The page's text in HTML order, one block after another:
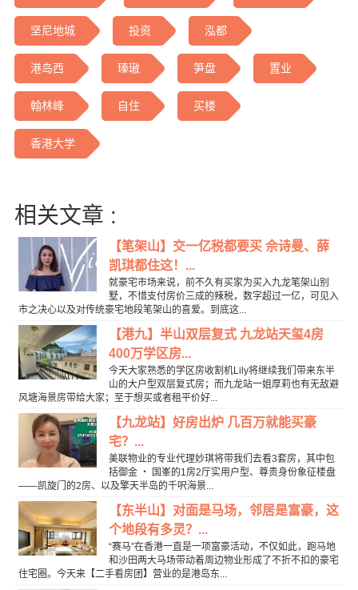
坚尼地城 投资 泓都
港岛西 瑧璈 笋盘 置业
翰林峰 自住 买楼
香港大学
相关文章 :
【笔架山】交一亿税都要买 佘诗曼、薛
凯琪都住这！...
就豪宅市场来说，前不久有买家为买入九龙笔架山别
墅，不惜支付房价三成的辣税，数字超过一亿，可见入
市之决心以及对传统豪宅地段笔架山的喜爱。到底这...
【港九】半山双层复式 九龙站天玺4房
400万学区房...
今天大家熟悉的学区房收割机Lily将继续我们带来东半
山的大户型双层复式房；而九龙站一姐厚莉也有无敌避
风塘海景房带给大家；至于想买或者租平价好...
【九龙站】好房出炉 几百万就能买豪
宅？...
美联物业的专业代理妙琪将带我们去看3套房，其中包
括御金 ‧ 国峯的1房2厅实用户型、尊贵身份象征楼盘
——凯旋门的2房、以及擎天半岛的千呎海景...
【东半山】对面是马场，邻居是富豪，这
个地段有多灵？...
“赛马”在香港一直是一项富豪活动，不仅如此，跑马地
和沙田两大马场带动着周边物业形成了不折不扣的豪宅
住宅圈。今天来【二手看房团】营业的是港岛东...